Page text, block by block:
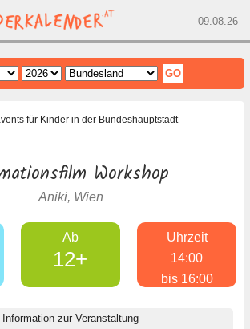
09.08.26
für Kinder in der Bundeshauptstadt
Workshop
Aniki, Wien
Uhrzeit
14:00
bis 16:00
Ab
12+
Information zur Veranstaltung